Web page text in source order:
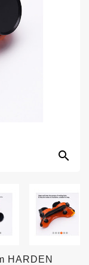
search

HARDEN